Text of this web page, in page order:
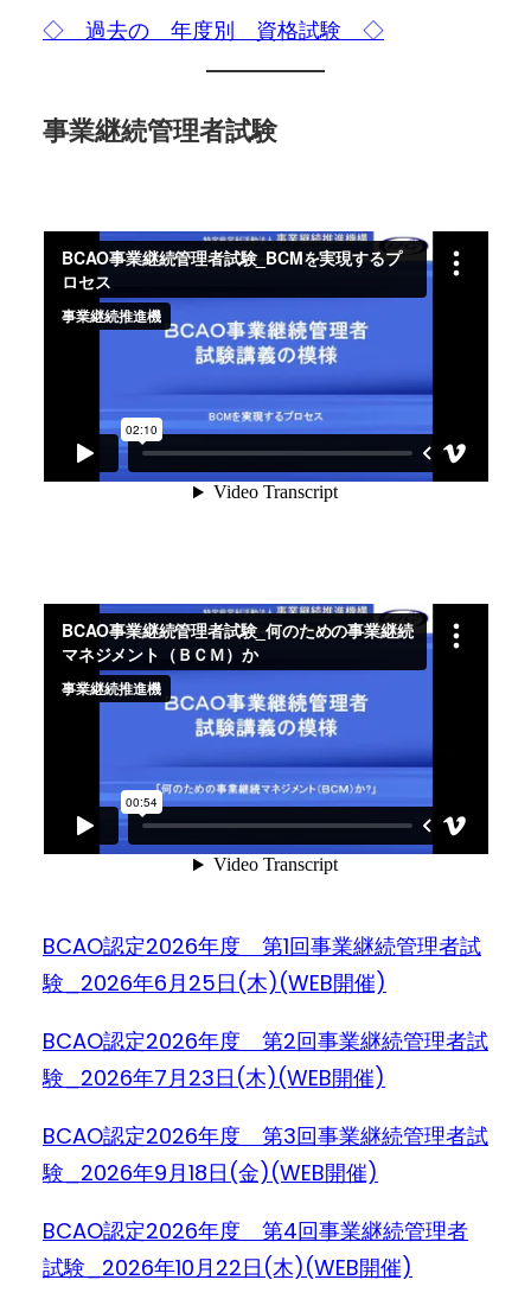
◇ 過去の 年度別 資格試験 ◇
事業継続管理者試験
BCAO認定2026年度 第1回事業継続管理者試
験_2026年6月25日(木)(WEB開催)
BCAO認定2026年度 第2回事業継続管理者試
験_2026年7月23日(木)(WEB開催)
BCAO認定2026年度 第3回事業継続管理者試
験_2026年9月18日(金)(WEB開催)
BCAO認定2026年度 第4回事業継続管理者
試験_2026年10月22日(木)(WEB開催)